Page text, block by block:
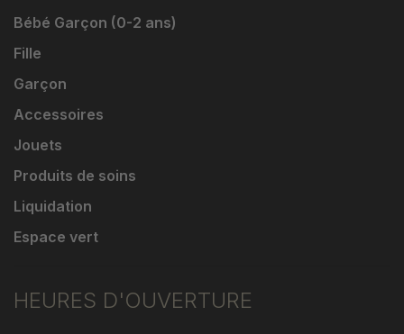
Bébé Garçon (0-2 ans)
Fille
Garçon
Accessoires
Jouets
Produits de soins
Liquidation
Espace vert
HEURES D'OUVERTURE